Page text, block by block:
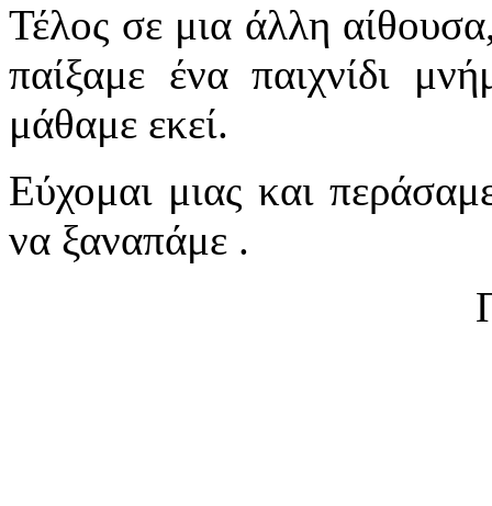
Τέλος σε μια άλλη
παίξαμε ένα παιχνίδι
μάθαμε εκεί.
Εύχομαι μιας και
να ξαναπάμε .